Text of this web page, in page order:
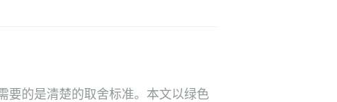
要的是清楚的取舍标准。本文以绿色